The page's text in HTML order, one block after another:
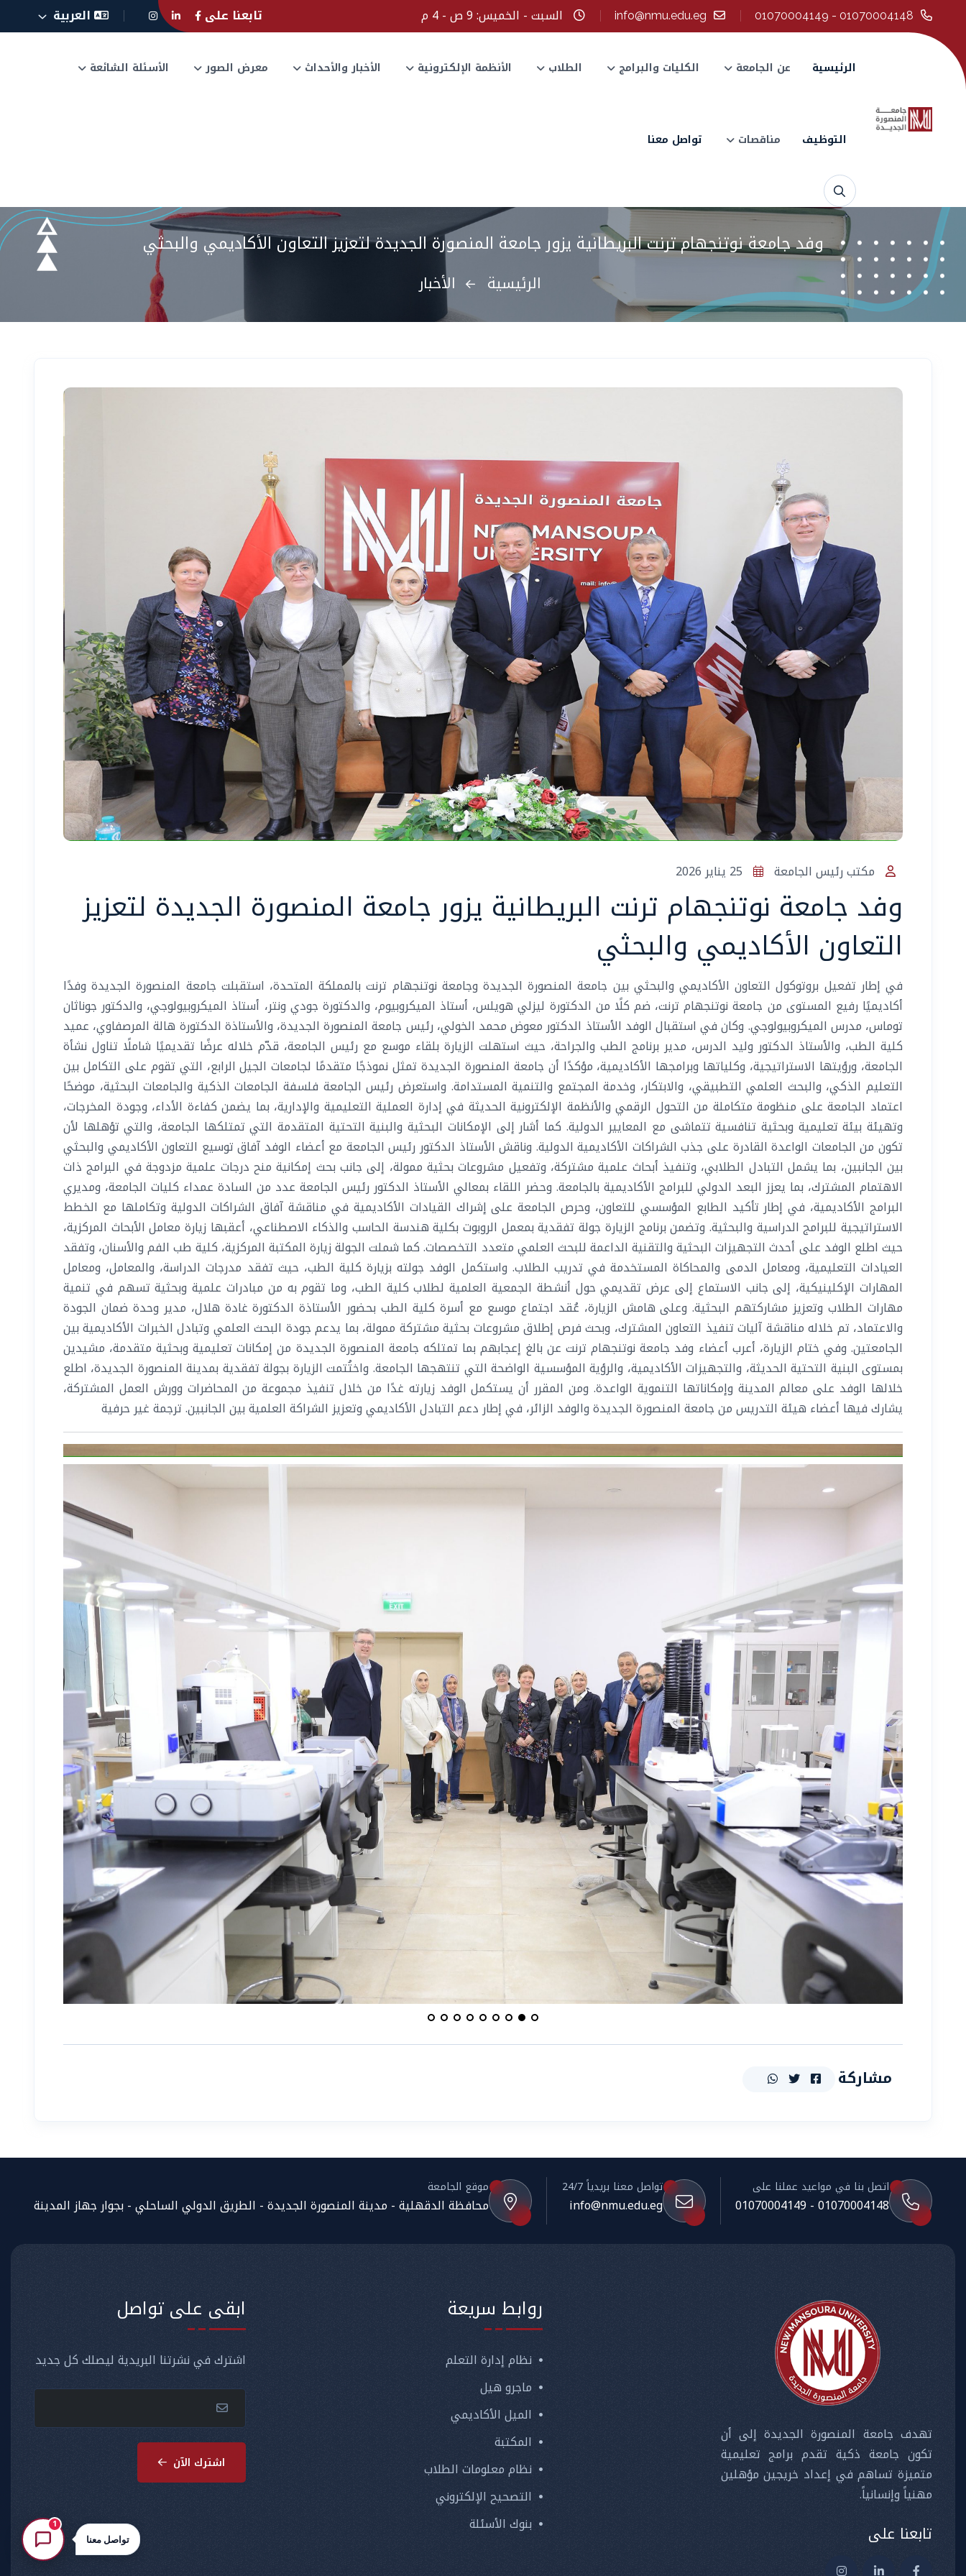
01070004148 - 01070004149
info@nmu.edu.eg السبت - الخميس: 9 ص - 4 م تابعنا على العربية
الرئيسية عن الجامعة الكليات والبرامج الطلاب الأنظمة الإلكترونية الأخبار والأحداث معرض الصور الأسئلة الشائعة
التوظيف مناقصات تواصل معنا
وفد جامعة نوتنجهام ترنت البريطانية يزور جامعة المنصورة الجديدة لتعزيز التعاون الأكاديمي والبحثي
الرئيسية الأخبار
مكتب رئيس الجامعة
وفد جامعة نوتنجهام ترنت البريطانية يزور جامعة المنصورة الجديدة لتعزيز
التعاون الأكاديمي والبحثي
في إطار تفعيل بروتوكول التعاون الأكاديمي والبحثي بين جامعة المنصورة الجديدة وجامعة نوتنجهام ترنت بالمملكة المتحدة، استقبلت جامعة المنصورة الجديدة وفدًا
أكاديميًا رفيع المستوى من جامعة نوتنجهام ترنت، ضم كلًا من الدكتورة ليزلي هويلس، أستاذ الميكروبيوم، والدكتورة جودي ونتر، أستاذ الميكروبيولوجي، والدكتور جوناثان
توماس، مدرس الميكروبيولوجي. وكان في استقبال الوفد الأستاذ الدكتور معوض محمد الخولي، رئيس جامعة المنصورة الجديدة، والأستاذة الدكتورة هالة المرصفاوي، عميد
كلية الطب، والأستاذ الدكتور وليد الدرس، مدير برنامج الطب والجراحة، حيث استهلت الزيارة بلقاء موسع مع رئيس الجامعة، قدّم خلاله عرضًا تقديميًا شاملًا تناول نشأة
الجامعة، ورؤيتها الاستراتيجية، وكلياتها وبرامجها الأكاديمية، مؤكدًا أن جامعة المنصورة الجديدة تمثل نموذجًا متقدمًا لجامعات الجيل الرابع، التي تقوم على التكامل بين
التعليم الذكي، والبحث العلمي التطبيقي، والابتكار، وخدمة المجتمع والتنمية المستدامة. واستعرض رئيس الجامعة فلسفة الجامعات الذكية والجامعات البحثية، موضحًا
اعتماد الجامعة على منظومة متكاملة من التحول الرقمي والأنظمة الإلكترونية الحديثة في إدارة العملية التعليمية والإدارية، بما يضمن كفاءة الأداء، وجودة المخرجات،
وتهيئة بيئة تعليمية وبحثية تنافسية تتماشى مع المعايير الدولية. كما أشار إلى الإمكانات البحثية والبنية التحتية المتقدمة التي تمتلكها الجامعة، والتي تؤهلها لأن
تكون من الجامعات الواعدة القادرة على جذب الشراكات الأكاديمية الدولية. وناقش الأستاذ الدكتور رئيس الجامعة مع أعضاء الوفد آفاق توسيع التعاون الأكاديمي والبحثي
بين الجانبين، بما يشمل التبادل الطلابي، وتنفيذ أبحاث علمية مشتركة، وتفعيل مشروعات بحثية ممولة، إلى جانب بحث إمكانية منح درجات علمية مزدوجة في البرامج ذات
الاهتمام المشترك، بما يعزز البعد الدولي للبرامج الأكاديمية بالجامعة. وحضر اللقاء بمعالي الأستاذ الدكتور رئيس الجامعة عدد من السادة عمداء كليات الجامعة، ومديري
البرامج الأكاديمية، في إطار تأكيد الطابع المؤسسي للتعاون، وحرص الجامعة على إشراك القيادات الأكاديمية في مناقشة آفاق الشراكات الدولية وتكاملها مع الخطط
الاستراتيجية للبرامج الدراسية والبحثية. وتضمن برنامج الزيارة جولة تفقدية بمعمل الروبوت بكلية هندسة الحاسب والذكاء الاصطناعي، أعقبها زيارة معامل الأبحاث المركزية،
حيث اطلع الوفد على أحدث التجهيزات البحثية والتقنية الداعمة للبحث العلمي متعدد التخصصات. كما شملت الجولة زيارة المكتبة المركزية، كلية طب الفم والأسنان، وتفقد
العيادات التعليمية، ومعامل الدمى والمحاكاة المستخدمة في تدريب الطلاب. واستكمل الوفد جولته بزيارة كلية الطب، حيث تفقد مدرجات الدراسة، والمعامل، ومعامل
المهارات الإكلينيكية، إلى جانب الاستماع إلى عرض تقديمي حول أنشطة الجمعية العلمية لطلاب كلية الطب، وما تقوم به من مبادرات علمية وبحثية تسهم في تنمية
مهارات الطلاب وتعزيز مشاركتهم البحثية. وعلى هامش الزيارة، عُقد اجتماع موسع مع أسرة كلية الطب بحضور الأستاذة الدكتورة غادة هلال، مدير وحدة ضمان الجودة
والاعتماد، تم خلاله مناقشة آليات تنفيذ التعاون المشترك، وبحث فرص إطلاق مشروعات بحثية مشتركة ممولة، بما يدعم جودة البحث العلمي وتبادل الخبرات الأكاديمية بين
الجامعتين. وفي ختام الزيارة، أعرب أعضاء وفد جامعة نوتنجهام ترنت عن بالغ إعجابهم بما تمتلكه جامعة المنصورة الجديدة من إمكانات تعليمية وبحثية متقدمة، مشيدين
بمستوى البنية التحتية الحديثة، والتجهيزات الأكاديمية، والرؤية المؤسسية الواضحة التي تنتهجها الجامعة. واختُتمت الزيارة بجولة تفقدية بمدينة المنصورة الجديدة، اطلع
خلالها الوفد على معالم المدينة وإمكاناتها التنموية الواعدة. ومن المقرر أن يستكمل الوفد زيارته غدًا من خلال تنفيذ مجموعة من المحاضرات وورش العمل المشتركة،
يشارك فيها أعضاء هيئة التدريس من جامعة المنصورة الجديدة والوفد الزائر، في إطار دعم التبادل الأكاديمي وتعزيز الشراكة العلمية بين الجانبين. ترجمة غير حرفية
مشاركة
اتصل بنا في مواعيد عملنا على
01070004148 - 01070004149
تواصل معنا بريدياً 24/7
info@nmu.edu.eg
موقع الجامعة
محافظة الدقهلية - مدينة المنصورة الجديدة - الطريق الدولي الساحلي - بجوار جهاز المدينة
تهدف جامعة المنصورة الجديدة إلى أن
تكون جامعة ذكية تقدم برامج تعليمية
متميزة تساهم في إعداد خريجين مؤهلين
مهنياً وإنسانياً.
تابعنا على
روابط سريعة
نظام إدارة التعلم
ماجرو هيل
الميل الأكاديمي
المكتبة
نظام معلومات الطلاب
التصحيح الإلكتروني
بنوك الأسئلة
ابقى على تواصل
اشترك في نشرتنا البريدية ليصلك كل جديد
اشترك الآن
تواصل معنا
1
المساعد الذكي (NMU)